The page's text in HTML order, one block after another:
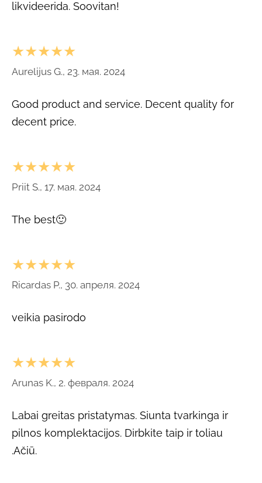
likvideerida. Soovitan!
★★★★★
Aurelijus G., 23. мая. 2024
Good product and service. Decent quality for
decent price.
★★★★★
Priit S., 17. мая. 2024
The best🙂
★★★★★
Ricardas P., 30. апреля. 2024
veikia pasirodo
★★★★★
Arunas K., 2. февраля. 2024
Labai greitas pristatymas. Siunta tvarkinga ir
pilnos komplektacijos. Dirbkite taip ir toliau
.Ačiū.